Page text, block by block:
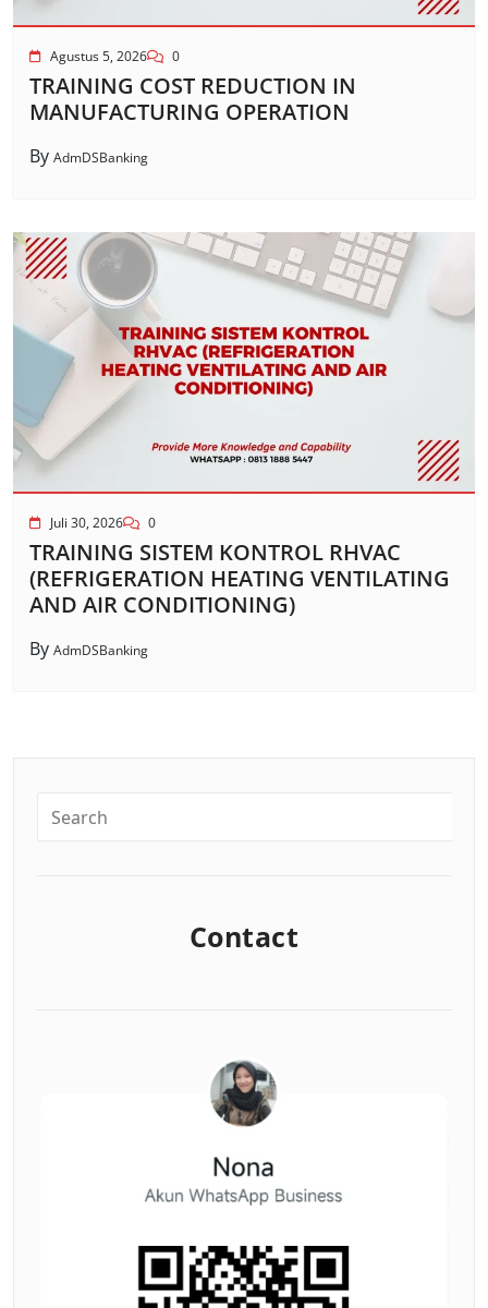
Agustus 5, 2026 0
TRAINING COST REDUCTION IN
MANUFACTURING OPERATION
By AdmDSBanking
Juli 30, 2026 0
TRAINING SISTEM KONTROL RHVAC
(REFRIGERATION HEATING VENTILATING
AND AIR CONDITIONING)
By AdmDSBanking
Contact